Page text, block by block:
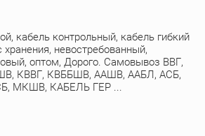
кабель контрольный, кабель гибкий
невостребованный,
оптом, Дорого. Самовывоз ВВГ,
КВВГ, КВББШВ, ААШВ, ААБЛ, АСБ,
МКШВ, КАБЕЛЬ ГЕР ...